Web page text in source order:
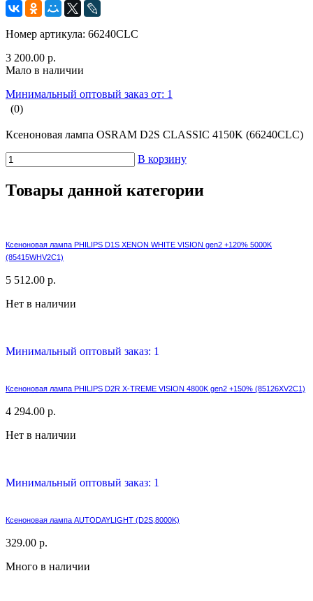
Номер артикула: 66240CLC
3 200.00 р.
Мало в наличии
Минимальный оптовый заказ от: 1
(0)
Ксеноновая лампа OSRAM D2S CLASSIC 4150K (66240CLC)
В корзину
Товары данной категории
Ксеноновая лампа PHILIPS D1S XENON WHITE VISION gen2 +120% 5000K
(85415WHV2C1)
5 512.00 р.
Нет в наличии
Минимальный оптовый заказ: 1
Ксеноновая лампа PHILIPS D2R X-TREME VISION 4800K gen2 +150% (85126XV2C1)
4 294.00 р.
Нет в наличии
Минимальный оптовый заказ: 1
Ксеноновая лампа AUTODAYLIGHT (D2S,8000K)
329.00 р.
Много в наличии